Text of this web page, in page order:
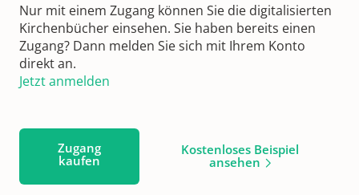
Nur mit einem Zugang können Sie die digitalisierten
Kirchenbücher einsehen. Sie haben bereits einen
Zugang? Dann melden Sie sich mit Ihrem Konto
direkt an.
Jetzt anmelden
Zugang
kaufen
Kostenloses Beispiel
ansehen